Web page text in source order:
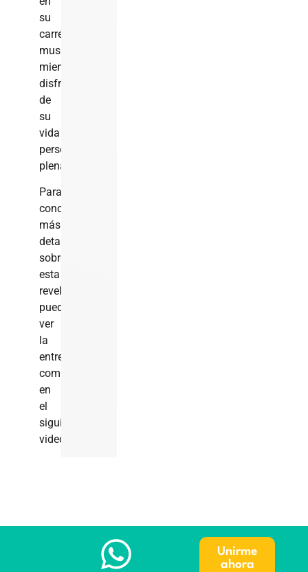
su
carrera
musical
mientras
disfruta
de
su
vida
personal
plenamente.​
Para
conocer
más
detalles
sobre
esta
revelación,
puedes
ver
la
entrevista
completa
en
el
siguiente
video:
Unirme
ahora